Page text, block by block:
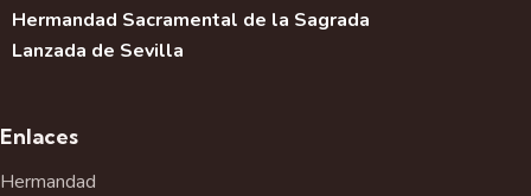
Hermandad Sacramental de la Sagrada
Lanzada de Sevilla
Enlaces
Hermandad